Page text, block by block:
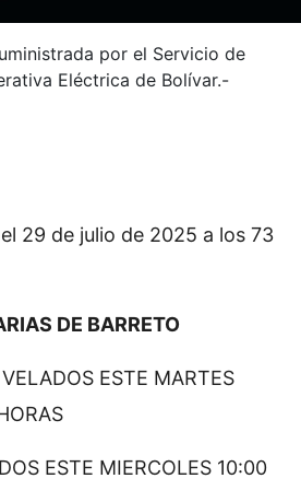
por el Servicio de
Eléctrica de Bolívar.-
29 de julio de 2025 a los 73
DE BARRETO
ESTE MARTES
ESTE MIERCOLES 10:00